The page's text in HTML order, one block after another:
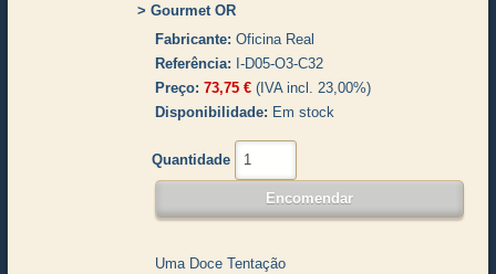
Gourmet OR
Fabricante Oficina Real
Referência
I-D05-O3-C32
Preço 73,75 €(IVA incl. 23,00%)
Disponibilidade
Em stock
Quantidade
Uma Doce Tentação